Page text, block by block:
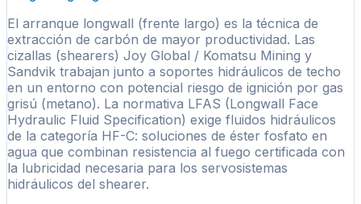
El arranque longwall (frente largo) es la técnica de
extracción de carbón de mayor productividad. Las
cizallas (shearers) Joy Global / Komatsu Mining y
Sandvik trabajan junto a soportes hidráulicos de techo
en un entorno con potencial riesgo de ignición por gas
grisú (metano). La normativa LFAS (Longwall Face
Hydraulic Fluid Specification) exige fluidos hidráulicos
de la categoría HF-C: soluciones de éster fosfato en
agua que combinan resistencia al fuego certificada con
la lubricidad necesaria para los servosistemas
hidráulicos del shearer.